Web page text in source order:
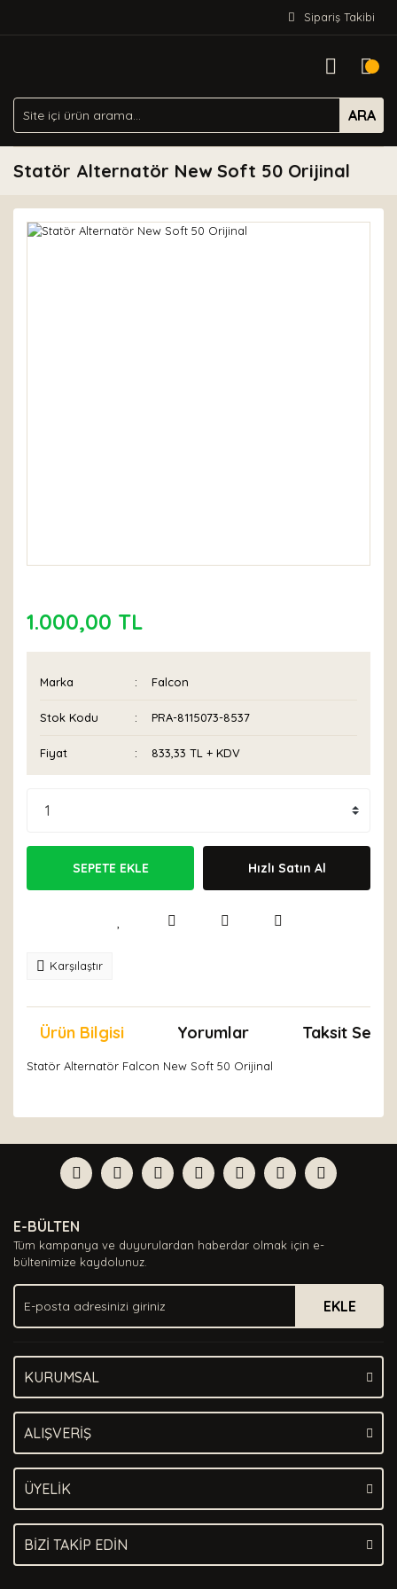
Sipariş Takibi
ARA
Statör Alternatör New Soft 50 Orijinal
1.000,00 TL
Marka Falcon
Stok Kodu PRA-8115073-8537
Fiyat 833,33 TL + KDV
SEPETE EKLE Hızlı Satın Al
Karşılaştır
Ürün Bilgisi Yorumlar Taksit
Statör Alternatör Falcon New Soft 50 Orijinal
Yorum Yaz
formunu kullanarak tarafımıza iletebilirsiniz.
Görüş ve önerileriniz için teşekkür ederiz.
Ürün açıklamasında eksik bilgiler bulunuyor.
Ürün bilgilerinde hatalar bulunuyor.
Ürün fiyatı diğer sitelerden daha pahalı.
Bu ürüne benzer farklı alternatifler olmalı.
E-BÜLTEN
Tüm kampanya ve duyurulardan haberdar olmak için e-
bültenimize kaydolunuz.
EKLE
KURUMSAL
ALIŞVERİŞ
ÜYELİK
BİZİ TAKİP EDİN